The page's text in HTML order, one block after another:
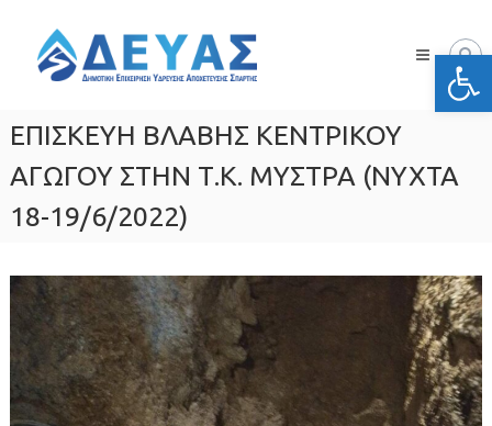
content
Δ.Ε.Υ.Α.
Σπάρτης
Δημοτική
Αποχέτευσης
ΕΠΙΣΚΕΥΗ ΒΛΑΒΗΣ ΚΕΝΤΡΙΚΟΥ
ΑΓΩΓΟΥ ΣΤΗΝ Τ.Κ. ΜΥΣΤΡΑ (ΝΥΧΤΑ
18-19/6/2022)